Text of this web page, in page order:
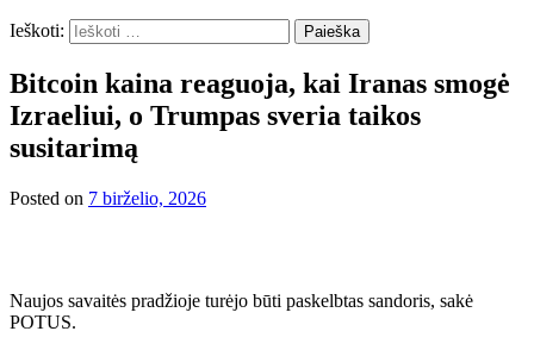
Ieškoti:
Bitcoin kaina reaguoja, kai Iranas smogė
Izraeliui, o Trumpas sveria taikos
susitarimą
Posted on 7 birželio, 2026
Naujos savaitės pradžioje turėjo būti paskelbtas sandoris, sakė
POTUS.